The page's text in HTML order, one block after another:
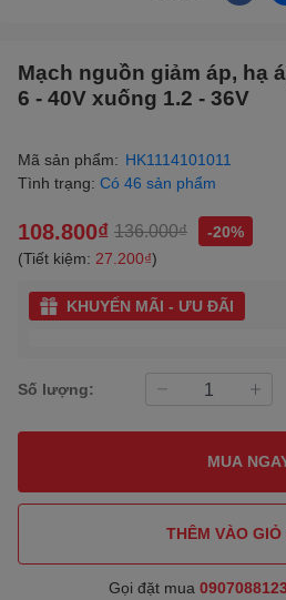
Mạch nguồn giảm áp, hạ
6 - 40V xuống 1.2 - 36V
Mã sản phẩm: HK1114101011
Tình trạng: Có 46 sản phẩm
108.800₫ 136.000₫
-20%
(Tiết kiệm: 27.200₫)
KHUYẾN MÃI - ƯU ĐÃI
Số lượng:
MUA
THÊM VÀO GIỎ
Gọi đặt mua 0907088123